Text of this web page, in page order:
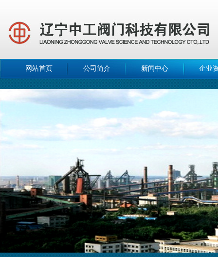
网站首页 公司简介 新闻中心 企业